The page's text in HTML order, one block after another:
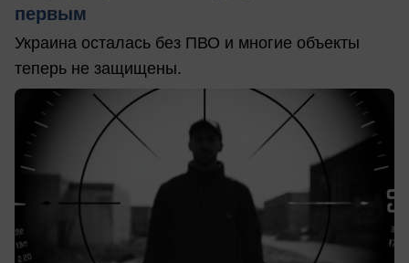
первым
Украина осталась без ПВО и многие объекты
теперь не защищены.